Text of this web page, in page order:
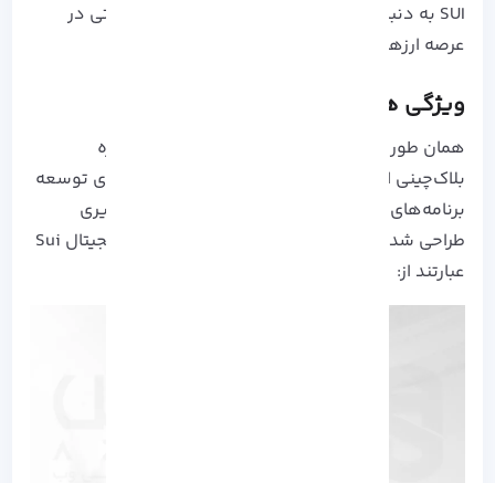
SUI به دنبال ایجاد یک اکوسیستم جدید و مشارکتی در
عرصه ارزهای دیجیتال است.
ویژگی های ارز دیجیتال SUI
همان طور که اشاره شد، ارز دیجیتال Sui یک پروژه
بلاک‌چینی است که با هدف ارائه زیرساخت قوی برای توسعه
برنامه‌های غیرمتمرکز (dApps) و بهبود مقیاس‌پذیری
طراحی شده است. برخی از ویژگی‌های اصلی ارز دیجیتال Sui
عبارتند از: